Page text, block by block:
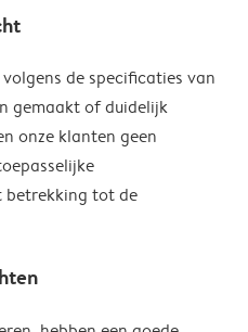
de specificaties van
gemaakt of duidelijk
onze klanten geen
betrekking tot de